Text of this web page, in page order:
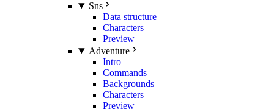
Sns
Data structure
Characters
Preview
Adventure
Intro
Commands
Backgrounds
Characters
Preview